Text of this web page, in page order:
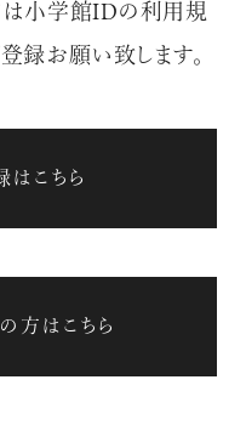
は小学館IDの利用規
録お願い致します。
こちら
方はこちら